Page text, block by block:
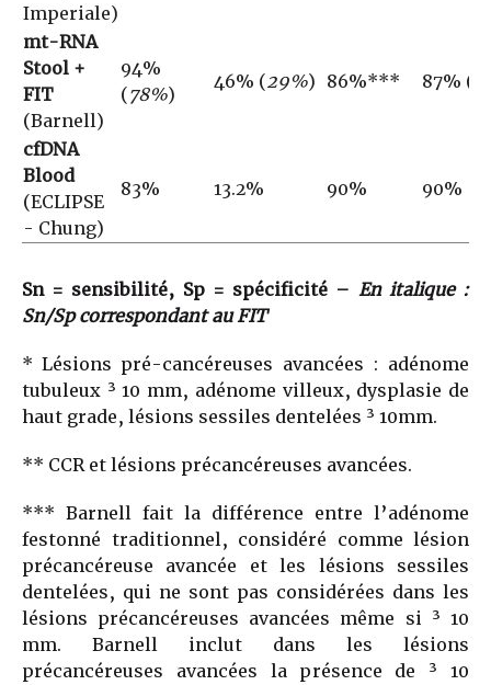
Imperiale)
mt-RNA
Stool +
FIT
(Barnell)
94%
(78%)
46% (29%) 86%*** 87% (
cfDNA
Blood
(ECLIPSE
- Chung)
83% 13.2% 90% 90%
Sn = sensibilité, Sp = spécificité – En italique :
Sn/Sp correspondant au FIT
* Lésions pré-cancéreuses avancées : adénome
tubuleux ³ 10 mm, adénome villeux, dysplasie de
haut grade, lésions sessiles dentelées ³ 10mm.
** CCR et lésions précancéreuses avancées.
*** Barnell fait la différence entre l’adénome
festonné traditionnel, considéré comme lésion
précancéreuse avancée et les lésions sessiles
dentelées, qui ne sont pas considérées dans les
lésions précancéreuses avancées même si ³ 10
mm. Barnell inclut dans les lésions
précancéreuses avancées la présence de ³ 10